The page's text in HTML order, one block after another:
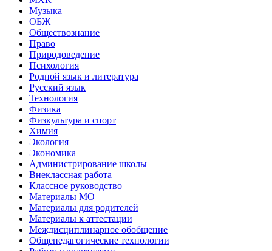
Музыка
ОБЖ
Обществознание
Право
Природоведение
Психология
Родной язык и литература
Русский язык
Технология
Физика
Физкультура и спорт
Химия
Экология
Экономика
Администрирование школы
Внеклассная работа
Классное руководство
Материалы МО
Материалы для родителей
Материалы к аттестации
Междисциплинарное обобщение
Общепедагогические технологии